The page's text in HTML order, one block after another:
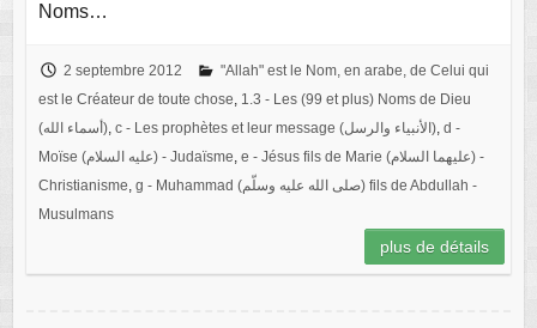
Noms…
2 septembre 2012
"Allah" est le Nom, en arabe, de Celui qui
est le Créateur de toute chose, 1.3 - Les (99 et plus) Noms de Dieu
(أسماء الله), c - Les prophètes et leur message (الأنبياء والرسل), d -
Moïse (عليه السلام) - Judaïsme, e - Jésus fils de Marie (عليهما السلام) -
Christianisme, g - Muhammad (صلى الله عليه وسلّم) fils de Abdullah -
Musulmans
plus de détails